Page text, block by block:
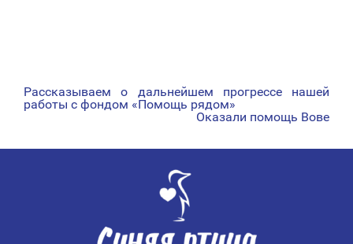
НАВИГАЦИЯ
Рассказываем о дальнейшем прогрессе нашей
работы с фондом «Помощь рядом»
Оказали помощь Вове